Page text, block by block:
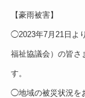
【豪雨被害】
◯2023年7月21日よ
福祉協議会）の皆さ
す。
◯地域の被災状況を